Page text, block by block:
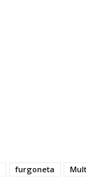
furgoneta